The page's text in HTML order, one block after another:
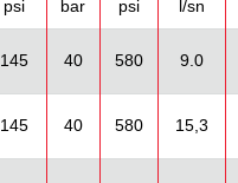
psi bar psi l/sn
145 40 580 9.0
145 40 580 15,3